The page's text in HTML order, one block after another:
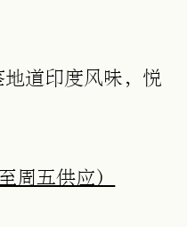
道印度风味，悦
周五供应）